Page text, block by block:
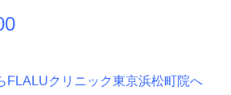
FLALUクリニック東京浜松町院へ